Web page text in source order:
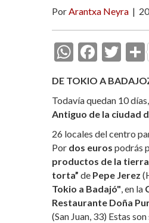
PorArantxa Neyra |
W
at
s
A
p
p
F
e
b
o
o
k
T
itt
er
C
DE TOKIO A
Todavía quedan 10
Antiguo de la ciudad
26 locales del centro
Por dos euros podrás
productos de la tierra
torta” de Pepe Jerez
Tokio a Badajó", en la
Restaurante Doña
(San Juan, 33) Estas